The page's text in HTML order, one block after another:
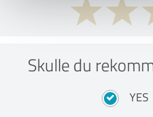
Skulle du
YES